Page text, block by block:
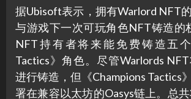
据Ubisoft表示，拥有Warlord NFT
与游戏下一次可玩角色NFT铸造的
NFT持有者将来能免费铸造五个
Tactics》角色。尽管Warlords
进行铸造，但《Champions Tactics
署在兼容以太坊的Oasys链上。总